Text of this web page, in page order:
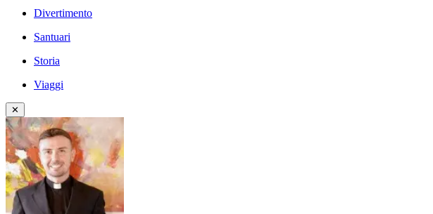
Divertimento
Santuari
Storia
Viaggi
✕